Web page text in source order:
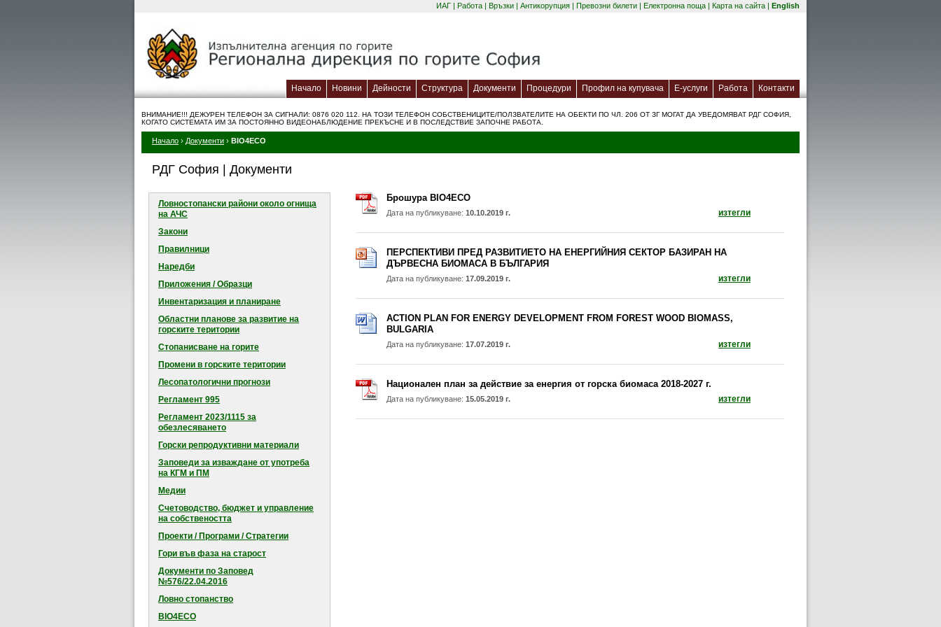
ИАГ | Работа | Връзки | Антикорупция | Превозни билети | Електронна поща (отваря се в нов прозорец)
| Карта на сайта | English
Начало Новини Дейности Структура Документи Процедури Профил на купувача Е-услуги (отваря се в нов прозорец)
Работа Контакти
ВНИМАНИЕ!!! ДЕЖУРЕН ТЕЛЕФОН ЗА СИГНАЛИ: 0876 020 112. НА ТОЗИ ТЕЛЕФОН СОБСТВЕНИЦИТЕ/ПОЛЗВАТЕЛИТЕ НА ОБЕКТИ ПО ЧЛ. 206 ОТ ЗГ МОГАТ ДА УВЕДОМЯВАТ РДГ СОФИЯ,
КОГАТО СИСТЕМАТА ИМ ЗА ПОСТОЯННО ВИДЕОНАБЛЮДЕНИЕ ПРЕКЪСНЕ И В ПОСЛЕДСТВИЕ ЗАПОЧНЕ РАБОТА.
Начало › Документи › BIO4ECO
РДГ София | Документи
Ловностопански райони около огнищa
на АЧС
Закони
Правилници
Наредби
Приложения / Образци
Инвентаризация и планиране
Областни планове за развитие на
горските територии
Стопанисване на горите
Промени в горските територии
Лесопатологични прогнози
Регламент 995
Регламент 2023/1115 за
обезлесяването
Горски репродуктивни материали
Заповеди за изваждане от употреба
на КГМ и ПМ
Медии
Счетоводство, бюджет и управление
на собствеността
Проекти / Програми / Стратегии
Гори във фаза на старост
Документи по Заповед
№576/22.04.2016
Ловно стопанство
BIO4ECO
Брошура BIO4ECO
Дата на публикуване: 10.10.2019 г. изтеглидокумент: Брошура BIO4ECO (отваря се в
ПЕРСПЕКТИВИ ПРЕД РАЗВИТИЕТО НА ЕНЕРГИЙНИЯ СЕКТОР БАЗИРАН НА
ДЪРВЕСНА БИОМАСА В БЪЛГАРИЯ
Дата на публикуване: 17.09.2019 г. изтеглидокумент: ПЕРСПЕКТИВИ ПРЕД
ACTION PLAN FOR ENERGY DEVELOPMENT FROM FOREST WOOD BIOMASS,
BULGARIA
Дата на публикуване: 17.07.2019 г. изтеглидокумент: ACTION PLAN FOR ENERGY
Национален план за действие за енергия от горска биомаса 2018-2027 г.
Дата на публикуване: 15.05.2019 г. изтеглидокумент: Национален план за действие за